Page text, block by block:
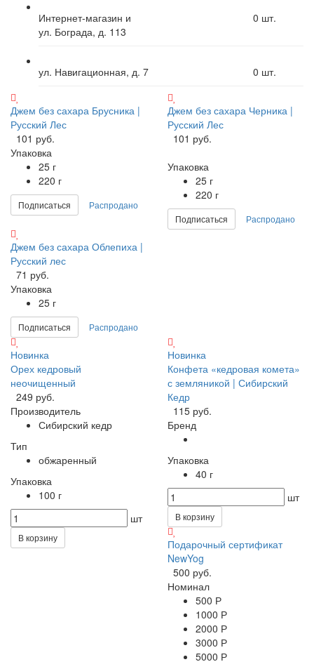
Интернет-магазин и
ул. Бограда, д. 113
0 шт.
ул. Навигационная, д. 7 0 шт.
Джем без сахара Брусника |
Русский Лес
101 руб.
Упаковка
25 г
220 г
Подписаться Распродано
Джем без сахара Черника |
Русский Лес
101 руб.
Упаковка
25 г
220 г
Подписаться Распродано
Джем без сахара Облепиха |
Русский лес
71 руб.
Упаковка
25 г
Подписаться Распродано
Новинка
Орех кедровый
неочищенный
249 руб.
Производитель
Сибирский кедр
Тип
обжаренный
Упаковка
100 г
шт
В корзину
Новинка
Конфета «кедровая комета»
с земляникой | Сибирский
Кедр
115 руб.
Бренд
Упаковка
40 г
шт
В корзину
Подарочный сертификат
NewYog
500 руб.
Номинал
500 Р
1000 Р
2000 Р
3000 Р
5000 Р